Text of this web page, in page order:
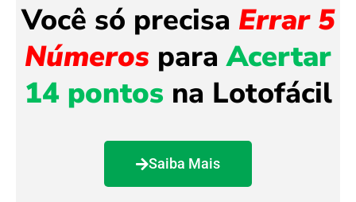
Você só precisa Errar 5
Números paraAcertar
14 pontos na Lotofácil
Saiba Mais